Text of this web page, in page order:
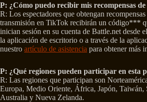
P: ¿Cómo puedo recibir mis recompensas
R: Los espectadores que obtengan
transmisión en TikTok recibirán un código***
inician sesión en su cuenta de Battle.net desde
la aplicación de escritorio o a través de la
nuestro artículo de asistencia para obtener más
P: ¿Qué regiones pueden participar en esta
R: Las regiones que participan son
Europa, Medio Oriente, África, Japón, Taiwán,
Australia y Nueva Zelanda.